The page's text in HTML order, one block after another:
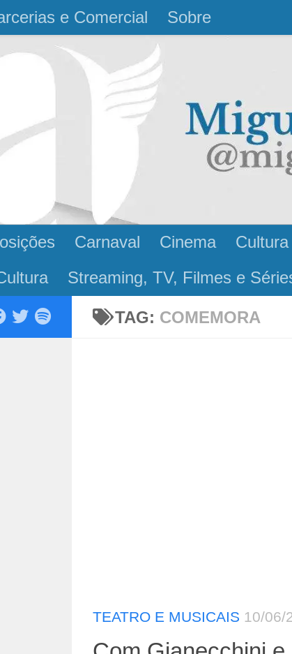
e Comercial Sobre
Carnaval Cinema Cultura
Streaming, TV, Filmes e
TAG: COMEMORA
TEATRO E MUSICAIS 10/06/